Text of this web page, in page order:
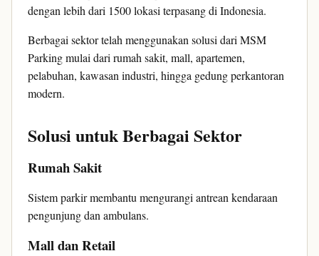
dengan lebih dari 1500 lokasi terpasang di Indonesia.
Berbagai sektor telah menggunakan solusi dari MSM
Parking mulai dari rumah sakit, mall, apartemen,
pelabuhan, kawasan industri, hingga gedung perkantoran
modern.
Solusi untuk Berbagai Sektor
Rumah Sakit
Sistem parkir membantu mengurangi antrean kendaraan
pengunjung dan ambulans.
Mall dan Retail